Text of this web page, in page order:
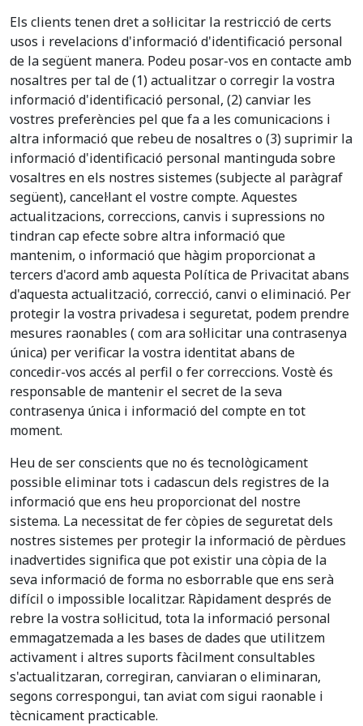
Els clients tenen dret a sol·licitar la restricció de certs
usos i revelacions d'informació d'identificació personal
de la següent manera. Podeu posar-vos en contacte amb
nosaltres per tal de (1) actualitzar o corregir la vostra
informació d'identificació personal, (2) canviar les
vostres preferències pel que fa a les comunicacions i
altra informació que rebeu de nosaltres o (3) suprimir la
informació d'identificació personal mantinguda sobre
vosaltres en els nostres sistemes (subjecte al paràgraf
següent), cancel·lant el vostre compte. Aquestes
actualitzacions, correccions, canvis i supressions no
tindran cap efecte sobre altra informació que
mantenim, o informació que hàgim proporcionat a
tercers d'acord amb aquesta Política de Privacitat abans
d'aquesta actualització, correcció, canvi o eliminació. Per
protegir la vostra privadesa i seguretat, podem prendre
mesures raonables ( com ara sol·licitar una contrasenya
única) per verificar la vostra identitat abans de
concedir-vos accés al perfil o fer correccions. Vostè és
responsable de mantenir el secret de la seva
contrasenya única i informació del compte en tot
moment.
Heu de ser conscients que no és tecnològicament
possible eliminar tots i cadascun dels registres de la
informació que ens heu proporcionat del nostre
sistema. La necessitat de fer còpies de seguretat dels
nostres sistemes per protegir la informació de pèrdues
inadvertides significa que pot existir una còpia de la
seva informació de forma no esborrable que ens serà
difícil o impossible localitzar. Ràpidament després de
rebre la vostra sol·licitud, tota la informació personal
emmagatzemada a les bases de dades que utilitzem
activament i altres suports fàcilment consultables
s'actualitzaran, corregiran, canviaran o eliminaran,
segons correspongui, tan aviat com sigui raonable i
tècnicament practicable.